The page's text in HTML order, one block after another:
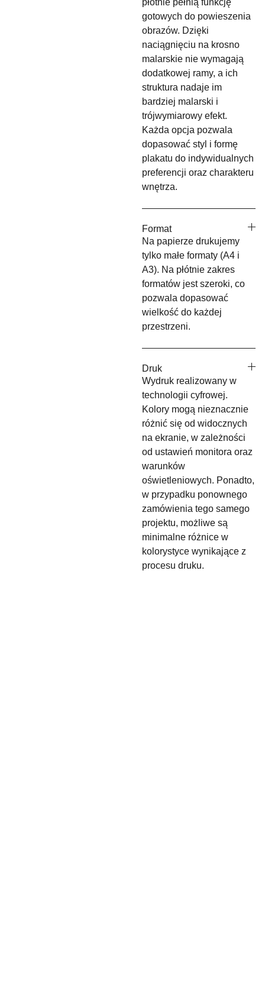
płótnie pełnią funkcję
gotowych do powieszenia
obrazów. Dzięki
naciągnięciu na krosno
malarskie nie wymagają
dodatkowej ramy, a ich
struktura nadaje im
bardziej malarski i
trójwymiarowy efekt.
Każda opcja pozwala
dopasować styl i formę
plakatu do indywidualnych
preferencji oraz charakteru
wnętrza.
Format
Na papierze drukujemy
tylko małe formaty (A4 i
A3). Na płótnie zakres
formatów jest szeroki, co
pozwala dopasować
wielkość do każdej
przestrzeni.
Druk
Wydruk realizowany w
technologii cyfrowej.
Kolory mogą nieznacznie
różnić się od widocznych
na ekranie, w zależności
od ustawień monitora oraz
warunków
oświetleniowych. Ponadto,
w przypadku ponownego
zamówienia tego samego
projektu, możliwe są
minimalne różnice w
kolorystyce wynikające z
procesu druku.